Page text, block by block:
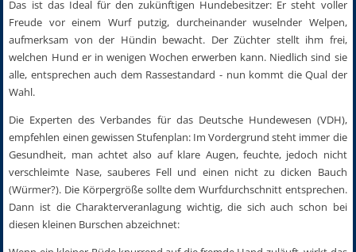
Das ist das Ideal für den zukünftigen Hundebesitzer: Er steht voller
Freude vor einem Wurf putzig, durcheinander wuselnder Welpen,
aufmerksam von der Hündin bewacht. Der Züchter stellt ihm frei,
welchen Hund er in wenigen Wochen erwerben kann. Niedlich sind sie
alle, entsprechen auch dem Rassestandard - nun kommt die Qual der
Wahl.
Die Experten des Verbandes für das Deutsche Hundewesen (VDH),
empfehlen einen gewissen Stufenplan: Im Vordergrund steht immer die
Gesundheit, man achtet also auf klare Augen, feuchte, jedoch nicht
verschleimte Nase, sauberes Fell und einen nicht zu dicken Bauch
(Würmer?). Die Körpergröße sollte dem Wurfdurchschnitt entsprechen.
Dann ist die Charakterveranlagung wichtig, die sich auch schon bei
diesen kleinen Burschen abzeichnet: